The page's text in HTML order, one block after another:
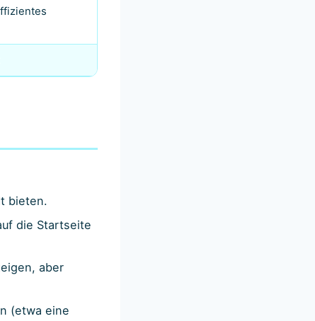
bieten.
die Startseite
aber
(etwa eine